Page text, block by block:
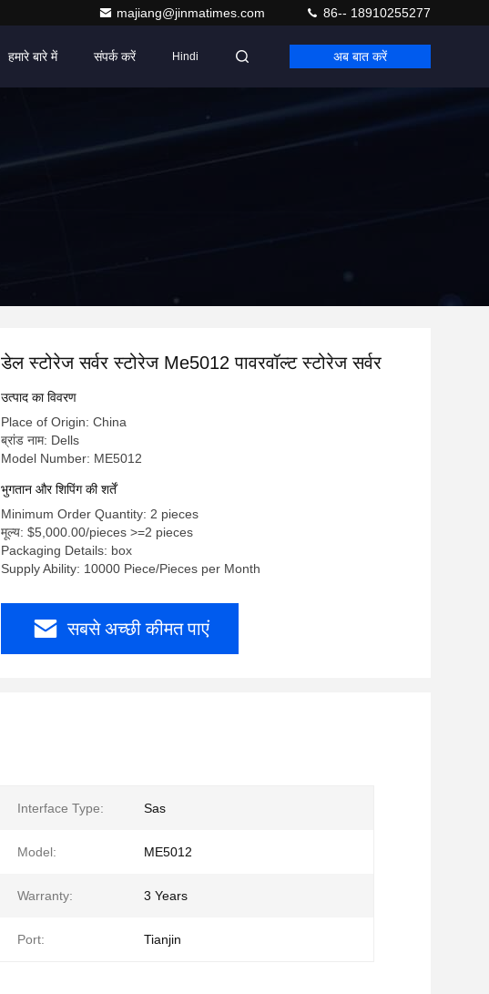
majiang@jinmatimes.com 86-- 18910255277
हमारे बारे में संपर्क करें Hindi अब बात करें
डेल स्टोरेज सर्वर स्टोरेज Me5012 पावरवॉल्ट स्टोरेज सर्वर
उत्पाद का विवरण
Place of Origin: China
ब्रांड नाम: Dells
Model Number: ME5012
भुगतान और शिपिंग की शर्तें
Minimum Order Quantity: 2 pieces
मूल्य: $5,000.00/pieces >=2 pieces
Packaging Details: box
Supply Ability: 10000 Piece/Pieces per Month
सबसे अच्छी कीमत पाएं
Interface Type: Sas
Model: ME5012
Warranty: 3 Years
Port: Tianjin